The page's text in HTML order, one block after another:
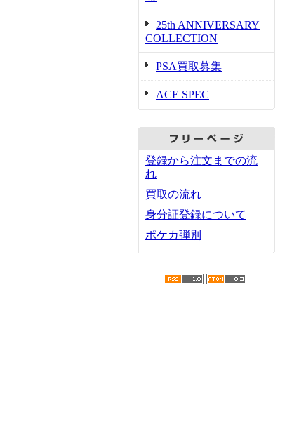
25th ANNIVERSARY
COLLECTION
PSA買取募集
ACE SPEC
登録から注文までの流
れ
買取の流れ
身分証登録について
ポケカ弾別